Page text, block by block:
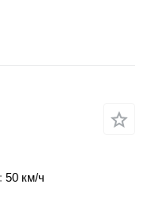
50 км/ч